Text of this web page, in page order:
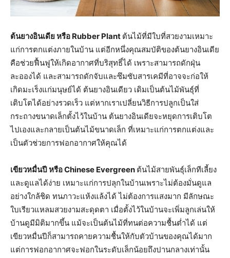
ต้นยางอินเดีย หรือ Rubber Plant ต้นไม้ที่มีใบที่สวยงามเหมาะ
แก่การตกแต่งภายในบ้าน แต่อีกหนึ่งคุณสมบัติของต้นยางอินเดีย
คือช่วยฟื้นฟูให้เกิดอากาศที่บริสุทธิ์ได้ เพราะสามารถดักฝุ่น
ละอองได้ และสามารถดักจับและซึมซับสารเคมีที่อาจจะก่อให้
เกิดมะเร็งแก่มนุษย์ได้ ต้นยางอินเดียว เดิมเป็นต้นไม้พันธุ์ที่
เติบโตได้อย่างรวดเร็ว แต่หากเราเปลี่ยนวิธีการปลูกเป็นใส่
กระถางขนาดเล็กตั้งไว้ในบ้าน ต้นยางอินเดียจะหยุดการเติบโต
ไปเองและกลายเป็นต้นไม้ขนาดเล็ก ที่เหมาะแก่การตกแต่งและ
เป็นตัวช่วยการฟอกอากาศให้คุณได้
เขียวหมื่นปี หรือChinese Evergreen ต้นไม้สายพันธุ์เล็กทีเลี้ยง
และดูแลได้ง่าย เหมาะแก่การปลุกในบ้านเพราะไม่ต้องมั่นดูแล
อย่างใกล้ชิด ทนภาวะแห้งแล้งได้ ไม่ต้องการแสงมาก มีลักษณะ
ใบเรียวแหลมสวยงามสะดุดตา เมื่อตั้งไว้ในบ้านจะเพิ่มลูกเล่นให้
บ้านดูมีมิติมากขึ้น แม้จะเป็นต้นไม้ที่ทนต่อความชื้นต่ำได้ แต่
เขียวหมื่นปีก็สามารถคายความชื้นให้กับตัวบ้านของคุณได้มาก
แต่การฟอกอากาศจะฟอกในระดับเล็กน้อยถึงปานกลางเท่านั้น